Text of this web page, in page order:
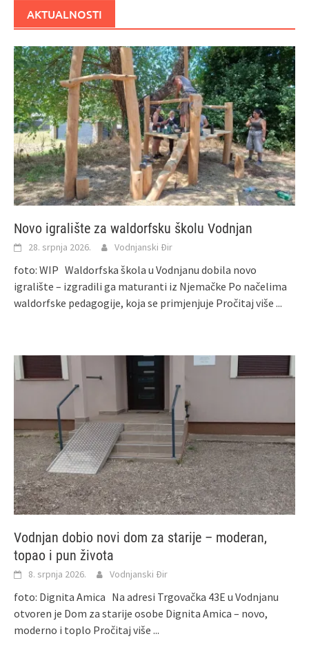
AKTUALNOSTI
Novo igralište za waldorfsku školu Vodnjan
28. srpnja 2026. Vodnjanski Đir
foto: WIP Waldorfska škola u Vodnjanu dobila novo
igralište – izgradili ga maturanti iz Njemačke Po načelima
waldorfske pedagogije, koja se primjenjuje Pročitaj više ...
Vodnjan dobio novi dom za starije – moderan,
topao i pun života
8. srpnja 2026. Vodnjanski Đir
foto: Dignita Amica Na adresi Trgovačka 43E u Vodnjanu
otvoren je Dom za starije osobe Dignita Amica – novo,
moderno i toplo Pročitaj više ...